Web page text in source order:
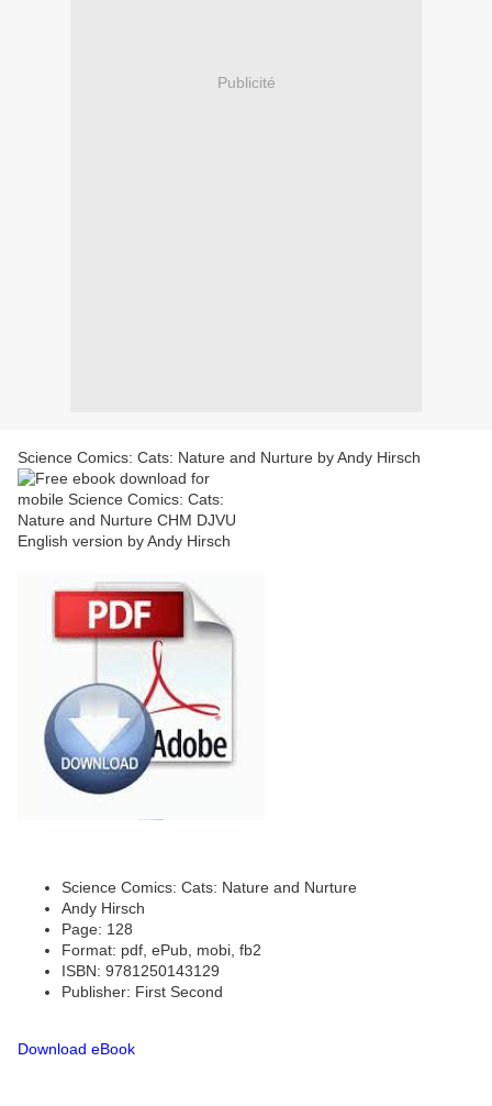
Publicité
Science Comics: Cats: Nature and Nurture by Andy Hirsch
Science Comics: Cats: Nature and Nurture
Andy Hirsch
Page: 128
Format: pdf, ePub, mobi, fb2
ISBN: 9781250143129
Publisher: First Second
Download eBook